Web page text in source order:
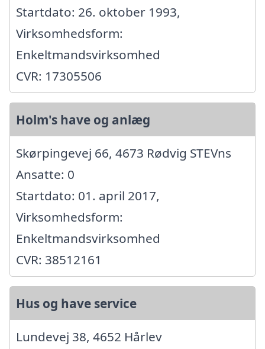
Startdato: 26. oktober 1993,
Virksomhedsform:
Enkeltmandsvirksomhed
CVR: 17305506
Holm's have og anlæg
Skørpingevej 66, 4673 Rødvig STEVns
Ansatte: 0
Startdato: 01. april 2017,
Virksomhedsform:
Enkeltmandsvirksomhed
CVR: 38512161
Hus og have service
Lundevej 38, 4652 Hårlev